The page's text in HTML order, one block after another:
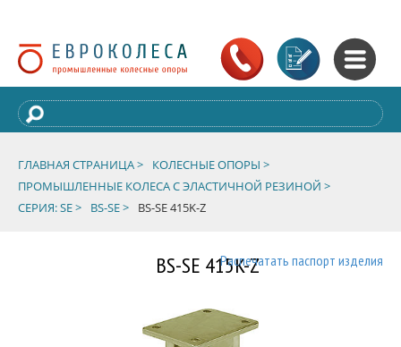
ГЛАВНАЯ СТРАНИЦА >
КОЛЕСНЫЕ ОПОРЫ >
ПРОМЫШЛЕННЫЕ КОЛЕСА С ЭЛАСТИЧНОЙ РЕЗИНОЙ >
СЕРИЯ: SE >
BS-SE > BS-SE 415K-Z
BS-SE 415K-ZРаспечатать паспорт изделия